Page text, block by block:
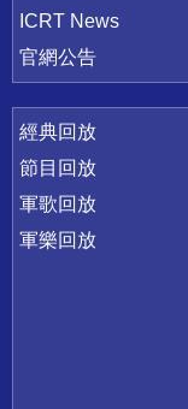
ICRT News
官網公告
經典回放
節目回放
軍歌回放
軍樂回放